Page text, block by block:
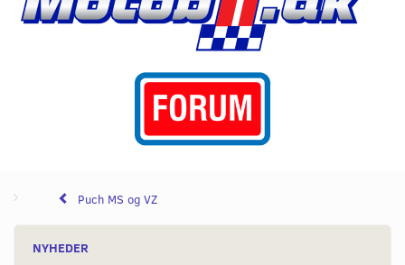
Puch MS og VZ
NYHEDER